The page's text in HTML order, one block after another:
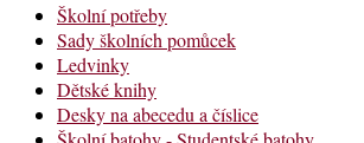
Školní potřeby
Sady školních pomůcek
Ledvinky
Dětské knihy
Desky na abecedu a číslice